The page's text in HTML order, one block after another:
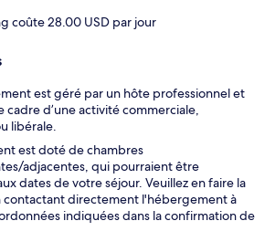
coûte 28.00 USD par jour
est géré par un hôte professionnel et
cadre d’une activité commerciale,
libérale.
est doté de chambres
adjacentes, qui pourraient être
dates de votre séjour. Veuillez en faire la
contactant directement l'hébergement à
indiquées dans la confirmation de